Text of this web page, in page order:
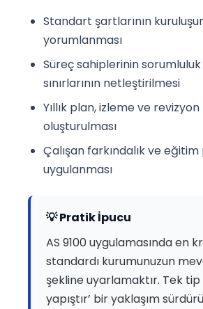
Standart şartlarının
yorumlanması
Süreç sahiplerinin
sınırlarının netleştirilmesi
Yıllık plan, izleme ve
oluşturulması
Çalışan farkındalık ve eğitim
uygulanması
💡 Pratik İpucu
AS 9100 uygulamasında en
standardı kurumunuzun
şekline uyarlamaktır. Tek
yapıştır’ bir yaklaşım